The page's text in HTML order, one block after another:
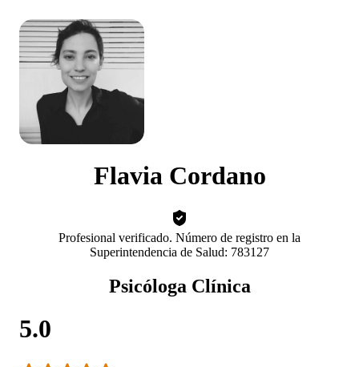
Flavia Cordano
Profesional verificado. Número de registro en la
Superintendencia de Salud: 783127
Psicóloga Clínica
5.0